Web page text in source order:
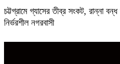
চট্টগ্রামে গ্যাসের তীব্র সংকট, রান্না
নির্ভরশীল নগরবাসী